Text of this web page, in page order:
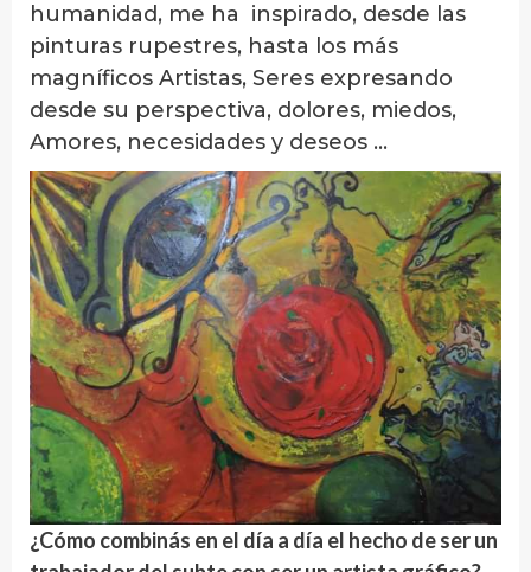
humanidad, me ha inspirado, desde las
pinturas rupestres, hasta los más
magníficos Artistas, Seres expresando
desde su perspectiva, dolores, miedos,
Amores, necesidades y deseos …
¿Cómo combinás en el día a día el hecho de ser un